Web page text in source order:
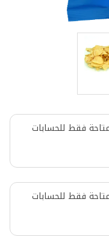
فقط للحسابات
فقط للحسابات